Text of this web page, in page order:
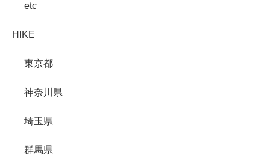
etc
HIKE
東京都
神奈川県
埼玉県
群馬県